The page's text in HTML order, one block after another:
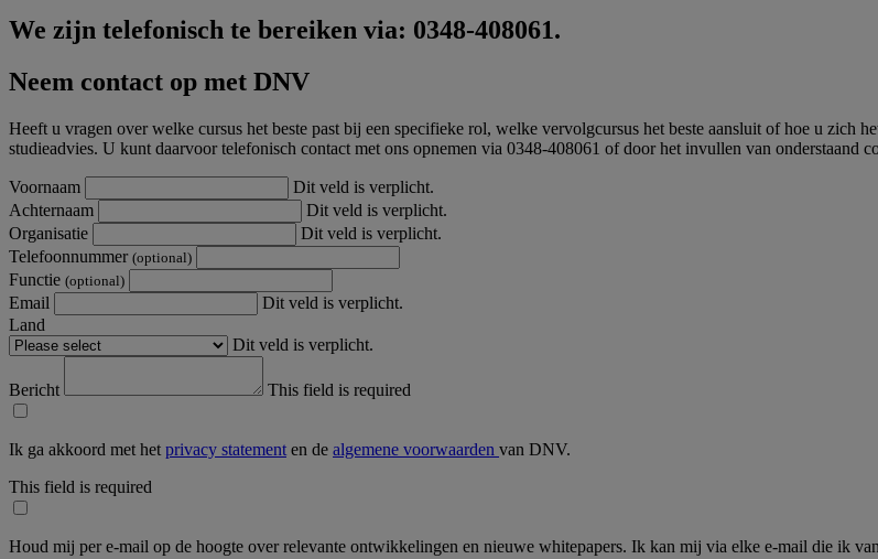
We zijn telefonisch te bereiken via: 0348-408061.
Neem contact op met DNV
Heeft u vragen over welke cursus het beste past bij een specifieke rol, welke vervolgcursus het beste aansluit of hoe u zich
studieadvies. U kunt daarvoor telefonisch contact met ons opnemen via 0348-408061 of door het invullen van onderstaand
Voornaam
Dit veld is verplicht.
Achternaam
Dit veld is verplicht.
Organisatie
Dit veld is verplicht.
Telefoonnummer (optional)
Functie (optional)
Email
Dit veld is verplicht.
Land
Dit veld is verplicht.
Bericht This field is required
Ik ga akkoord met het privacy statement en de algemene voorwaarden van DNV.
This field is required
Houd mij per e-mail op de hoogte over relevante ontwikkelingen en nieuwe whitepapers. Ik kan mij via elke e-mail die ik